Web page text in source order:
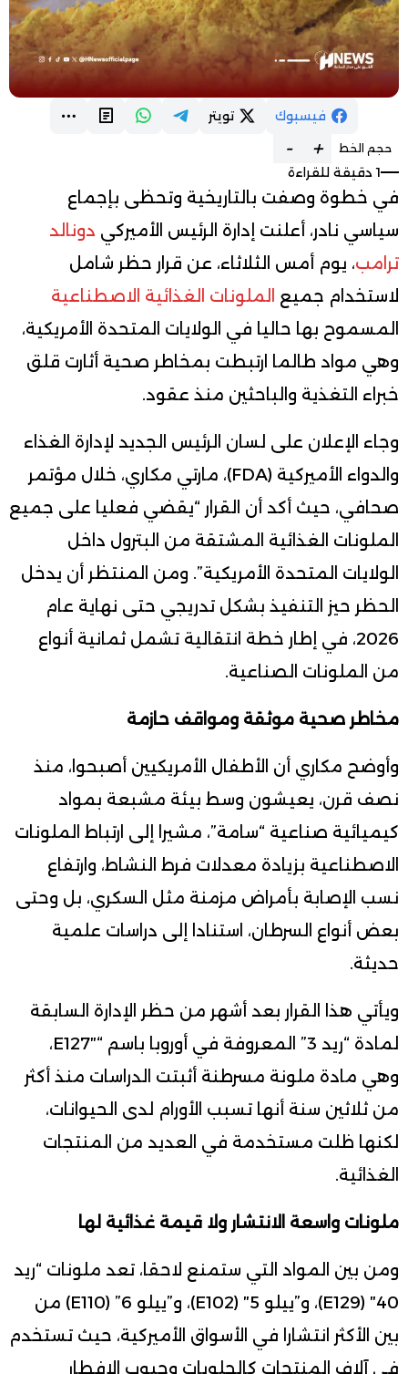
فيسبوك تويتر
حجم الخط +
-
1 دقيقة للقراءة
في خطوة وصفت بالتاريخية وتحظى بإجماع
سياسي نادر، أعلنت إدارة الرئيس الأميركي دونالد
ترامب، يوم أمس الثلاثاء، عن قرار حظر شامل
لاستخدام جميع الملونات الغذائية الاصطناعية
المسموح بها حاليا في الولايات المتحدة الأمريكية،
وهي مواد طالما ارتبطت بمخاطر صحية أثارت قلق
خبراء التغذية والباحثين منذ عقود.
وجاء الإعلان على لسان الرئيس الجديد لإدارة الغذاء
والدواء الأميركية (FDA)، مارتي مكاري، خلال مؤتمر
صحافي، حيث أكد أن القرار “يقضي فعليا على جميع
الملونات الغذائية المشتقة من البترول داخل
الولايات المتحدة الأمريكية”. ومن المنتظر أن يدخل
الحظر حيز التنفيذ بشكل تدريجي حتى نهاية عام
2026، في إطار خطة انتقالية تشمل ثمانية أنواع
من الملونات الصناعية.
مخاطر صحية موثقة ومواقف حازمة
وأوضح مكاري أن الأطفال الأمريكيين أصبحوا، منذ
نصف قرن، يعيشون وسط بيئة مشبعة بمواد
كيميائية صناعية “سامة”، مشيرا إلى ارتباط الملونات
الاصطناعية بزيادة معدلات فرط النشاط، وارتفاع
نسب الإصابة بأمراض مزمنة مثل السكري، بل وحتى
بعض أنواع السرطان، استنادا إلى دراسات علمية
حديثة.
ويأتي هذا القرار بعد أشهر من حظر الإدارة السابقة
لمادة “ريد 3” المعروفة في أوروبا باسم “E127″،
وهي مادة ملونة مسرطنة أثبتت الدراسات منذ أكثر
من ثلاثين سنة أنها تسبب الأورام لدى الحيوانات،
لكنها ظلت مستخدمة في العديد من المنتجات
الغذائية.
ملونات واسعة الانتشار ولا قيمة غذائية لها
ومن بين المواد التي ستمنع لاحقا، تعد ملونات “ريد
40″ (E129)، و”ييلو 5″ (E102)، و”ييلو 6” (E110) من
بين الأكثر انتشارا في الأسواق الأميركية، حيث تستخدم
في آلاف المنتجات كالحلويات وحبوب الإفطار